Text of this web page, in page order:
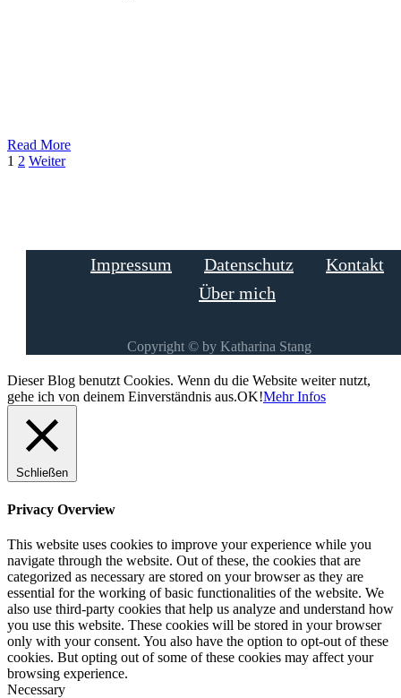
Read More
1 2 Weiter
Impressum Datenschutz
Kontakt
Über mich
Copyright © by Katharina Stang
Dieser Blog benutzt Cookies. Wenn du die Website weiter nutzt,
gehe ich von deinem Einverständnis aus.OK!Mehr Infos
Schließen
Privacy Overview
This website uses cookies to improve your experience while you
navigate through the website. Out of these, the cookies that are
categorized as necessary are stored on your browser as they are
essential for the working of basic functionalities of the website. We
also use third-party cookies that help us analyze and understand how
you use this website. These cookies will be stored in your browser
only with your consent. You also have the option to opt-out of these
cookies. But opting out of some of these cookies may affect your
browsing experience.
Necessary